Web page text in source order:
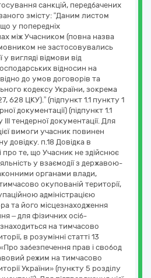
санкцій, передбачених
змісту: “Даним листом
у попередніх
між Учасником (повна назва
не застосовувались
у вигляді відмови від
відносин на
до умов договорів та
кодексу України, зокрема
628 ЦКУ).” (підпункт 1.1 пункту 1
документації) (підпункт 1.1
тендерної документації. Для
вимоги учасник повинен
довідку. п.18 Довідка в
про те, що Учасник не здійснює
у взаємодії з державою-
органами влади,
окупованій території,
адміністрацією
та його місцезнаходження
– для фізичних осіб-
на тимчасово
в розумінні статті 13
забезпечення прав і свобод
режим на тимчасово
України» (пункту 5 розділу